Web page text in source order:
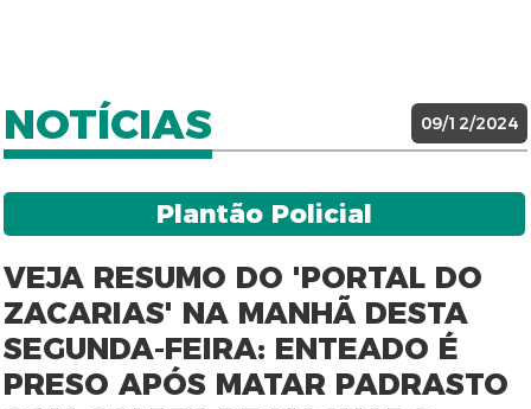
NOTÍCIAS 09/12/2024
Plantão Policial
VEJA RESUMO DO 'PORTAL DO
ZACARIAS' NA MANHÃ DESTA
SEGUNDA-FEIRA: ENTEADO É
PRESO APÓS MATAR PADRASTO